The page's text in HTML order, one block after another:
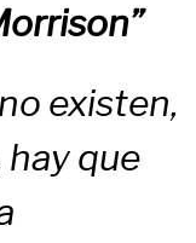
existen,
hay que